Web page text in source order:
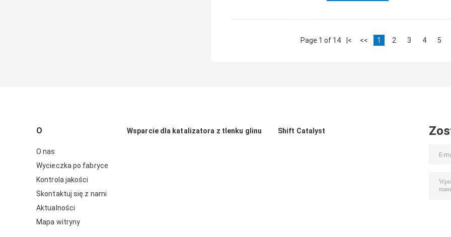
Page 1 of 14 |< << 1 2 3 4 5
O
O nas
Wycieczka po fabryce
Kontrola jakości
Skontaktuj się z nami
Aktualności
Mapa witryny
Wsparcie dla katalizatora z tlenku glinu Shift Catalyst